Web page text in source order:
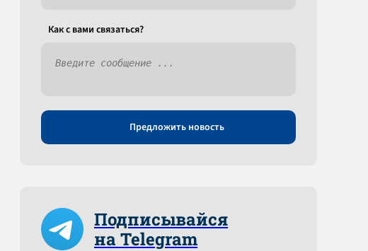
Как c вами связаться?
Предложить новость
Подписывайся
на Telegram